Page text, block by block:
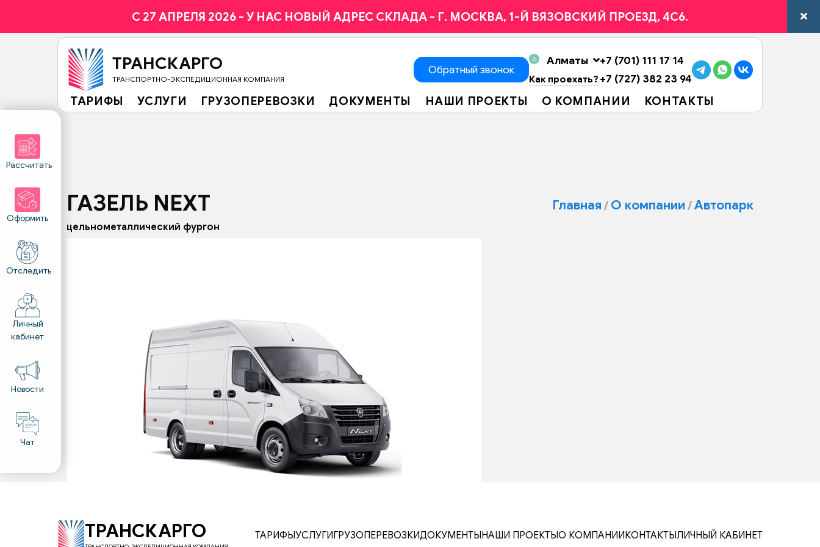
C 27 АПРЕЛЯ 2026 - У НАС НОВЫЙ АДРЕС СКЛАДА - Г. МОСКВА, 1-Й ВЯЗОВСКИЙ ПРОЕЗД, 4С6.
ТРАНСКАРГО
ТРАНСПОРТНО-ЭКСПЕДИЦИОННАЯ КОМПАНИЯ
Обратный звонок
Алматы
Как проехать?
+7 (701) 111 17 14
+7 (727) 382 23 94
ТАРИФЫ УСЛУГИ ГРУЗОПЕРЕВОЗКИ ДОКУМЕНТЫ НАШИ ПРОЕКТЫ О КОМПАНИИ КОНТАКТЫ
Главная О компании Автопарк
ГАЗЕЛЬ NEXT
цельнометаллический фургон
ТРАНСКАРГО ТАРИФЫУСЛУГИГРУЗОПЕРЕВОЗКИДОКУМЕНТЫНАШИ ПРОЕКТЫО КОМПАНИИКОНТАКТЫЛИЧНЫЙ КАБИНЕТ
Рассчитать
Оформить
Отследить
Личный
кабинет
Новости
Чат